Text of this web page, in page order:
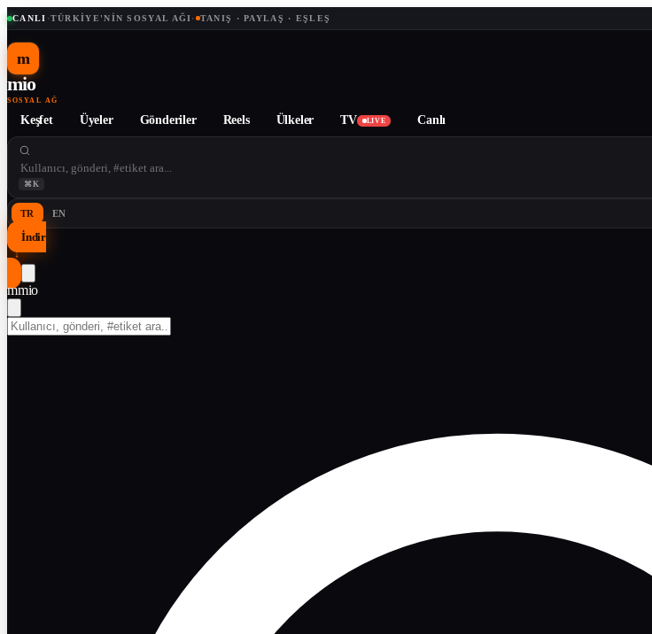
CANLI ·TÜRKIYE'NIN SOSYAL AĞI· TANIŞ · PAYLAŞ · EŞLEŞ
m
mio
SOSYAL AĞ
Keşfet Üyeler Gönderiler Reels Ülkeler TV LIVE Canlı
⌘K
TR EN
İndir
↓
mmio